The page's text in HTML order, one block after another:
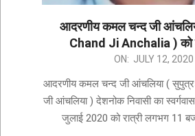
आदरणीय कमल चन्द जी
Chand Ji Anchalia ) को
ON: JULY 12, 2020
आदरणीय कमल चन्द जी आंचलिया (
जी आंचलिया ) देशनोक निवासी का
जुलाई 2020 को रात्री लगभग 11